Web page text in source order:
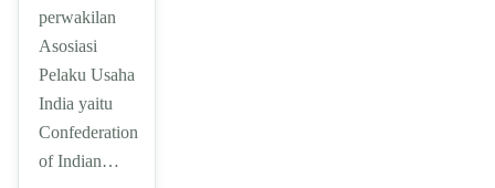
perwakilan
Asosiasi
Pelaku Usaha
India yaitu
Confederation
of Indian…